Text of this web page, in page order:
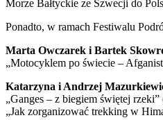
Morze Bałtyckie ze Szwecji do
Ponadto, w ramach Festiwalu
Marta Owczarek i Bartek
„Motocyklem po świecie –
Katarzyna i Andrzej
„Ganges – z biegiem świętej
„Jak zorganizować trekking w